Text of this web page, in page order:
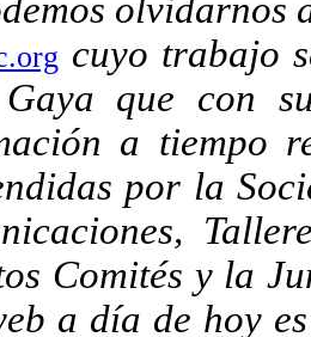
olvidarnos
cuyo trabajo
que con
a tiempo
por la
Comités y la
a día de hoy